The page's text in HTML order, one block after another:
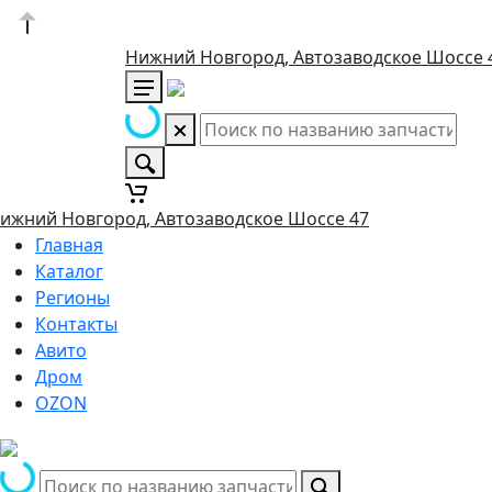
Нижний Новгород, Автозаводское Шоссе
Новгород, Автозаводское Шоссе 47
Главная
Каталог
Регионы
Контакты
Авито
Дром
OZON